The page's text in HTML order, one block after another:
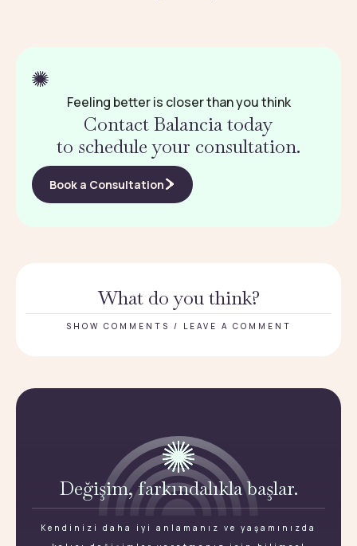
Feeling better is closer than you think
Contact Balancia today
to schedule your consultation.
Book a Consultation
What do you think?
SHOW COMMENTS / LEAVE A COMMENT
Değişim, farkındalıkla başlar.
Kendinizi daha iyi anlamanız ve yaşamınızda